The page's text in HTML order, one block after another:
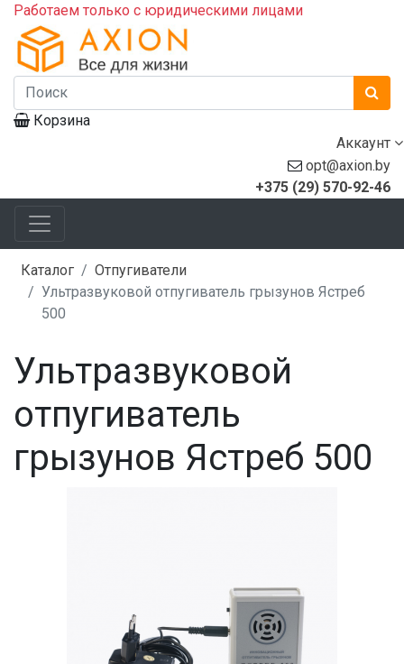
Работаем только с юридическими лицами
Корзина
Аккаунт
opt@axion.by
+375 (29) 570-92-46
Каталог
Отпугиватели
Ультразвуковой отпугиватель грызунов Ястреб
500
Ультразвуковой
отпугиватель
грызунов Ястреб 500